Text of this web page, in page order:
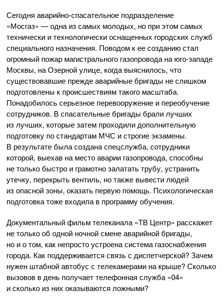
Сегодня аварийно-спасательное подразделение
«Мосгаз» — одна из самых молодых, но при этом самых
технически и технологически оснащенных городских служб
специального назначения. Поводом к ее созданию стал
огромный пожар магистрального газопровода на юго-западе
Москвы, на Озерной улице, когда выяснилось, что
существовавшие прежде аварийные бригады не слишком
подготовлены к происшествиям такого масштаба.
Понадобилось серьезное перевооружение и переобучение
сотрудников. В спасательные бригады брали лучших
из лучших, которые затем проходили дополнительную
подготовку по стандартам МЧС и строгие экзамены.
В результате была создана спецслужба, сотрудники
которой, выехав на место аварии газопровода, способны
не только быстро и грамотно залатать трубу, устранить
утечку, перекрыть вентиль, но также вывести людей
из опасной зоны, оказать первую помощь. Психологическая
подготовка тоже входила в программу обучения.
Документальный фильм телеканала «ТВ Центр» расскажет
не только об одной ночной смене аварийной бригады,
но и о том, как непросто устроена система газоснабжения
города. Как поддерживается связь с диспетчерской? Зачем
нужен штабной автобус с телекамерами на крыше? Сколько
вызовов в день получает телефонная служба «04»
и сколько из них оказываются ложными?